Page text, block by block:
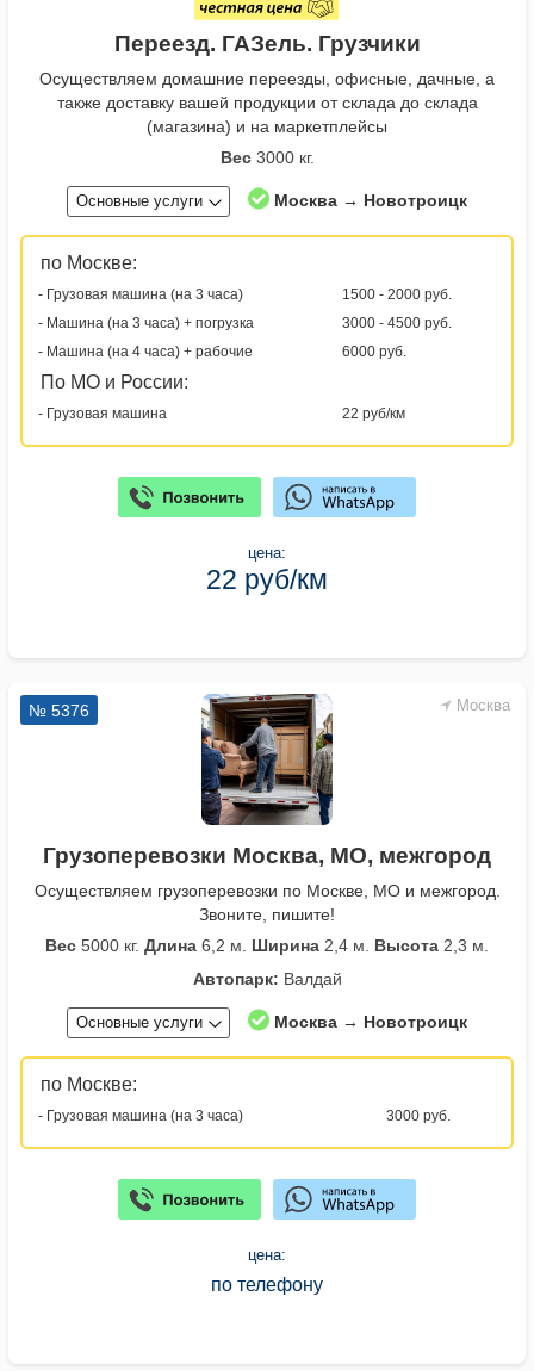
Переезд. ГАЗель. Грузчики
Осуществляем домашние переезды, офисные, дачные, а
также доставку вашей продукции от склада до склада
(магазина) и на маркетплейсы
Вес3000 кг.
Основные услуги Москва → Новотроицк
по Москве:
- Грузовая машина (на 3 часа)
1500 - 2000 руб.
- Машина (на 3 часа) + погрузка
3000 - 4500 руб.
- Машина (на 4 часа) + рабочие
6000 руб.
По МО и России:
- Грузовая машина 22 руб/км
цена:
22 руб/км
Москва
№ 5376
Грузоперевозки Москва, МО, межгород
Осуществляем грузоперевозки по Москве, МО и межгород.
Звоните, пишите!
Вес 5000 кг. Длина 6,2 м. Ширина 2,4 м. Высота 2,3 м.
Автопарк: Валдай
Основные услуги Москва → Новотроицк
по Москве:
- Грузовая машина (на 3 часа) 3000 руб.
цена:
по телефону